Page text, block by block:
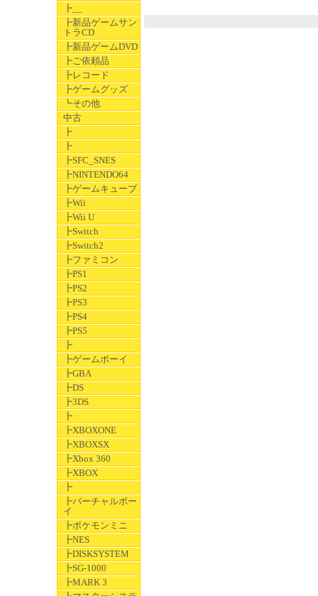
┣__
┣新品ゲームサン
トラCD
┣新品ゲームDVD
┣ご依頼品
┣レコード
┣ゲームグッズ
┗その他
中古
┣
┣
┣SFC_SNES
┣NINTENDO64
┣ゲームキューブ
┣Wii
┣Wii U
┣Switch
┣Switch2
┣ファミコン
┣PS1
┣PS2
┣PS3
┣PS4
┣PS5
┣
┣ゲームボーイ
┣GBA
┣DS
┣3DS
┣
┣XBOXONE
┣XBOXSX
┣Xbox 360
┣XBOX
┣
┣バーチャルボー
イ
┣ポケモンミニ
┣NES
┣DISKSYSTEM
┣SG-1000
┣MARK 3